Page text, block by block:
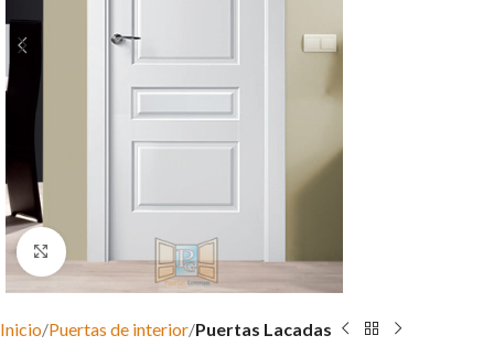
Clic para ampliar
Inicio Puertas de interior Puertas Lacadas